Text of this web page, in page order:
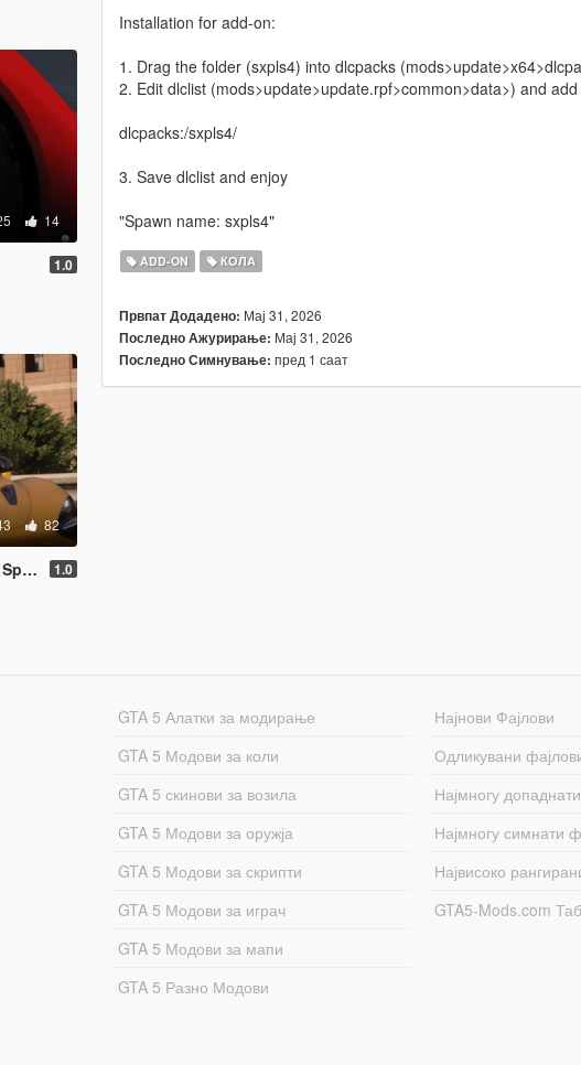
14
1.0
82
1.0
Installation for add-on:
1. Drag the folder (sxpls4) into dlcpacks
2. Edit dlclist (mods>update>update.rpf>common>data>) and
dlcpacks:/sxpls4/
3. Save dlclist and enjoy
"Spawn name: sxpls4"
ADD-ON КОЛА
Првпат Додадено: Мај 31, 2026
Последно Ажурирање: Мај 31, 2026
Последно Симнување: пред 1 саат
GTA 5 Алатки за модирање
GTA 5 Модови за коли
GTA 5 скинови за возила
GTA 5 Модови за оружја
GTA 5 Модови за скрипти
GTA 5 Модови за играч
GTA 5 Модови за мапи
GTA 5 Разно Модови
Најнови Фајлови
Одликувани
Најмногу
Најмногу симнати
Највисоко
GTA5-Mods.com